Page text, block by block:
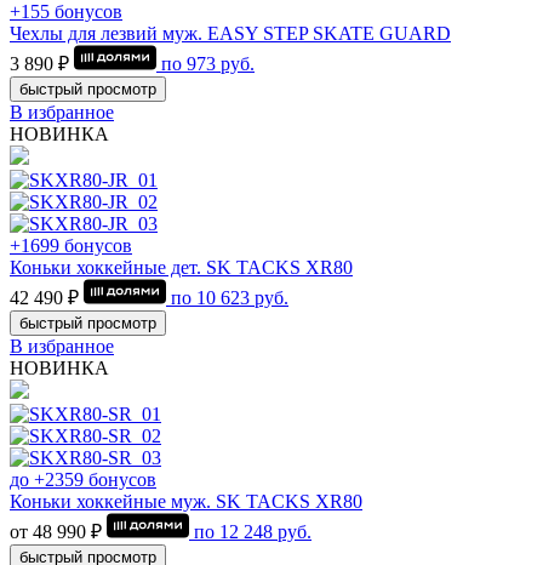
+155 бонусов
Чехлы для лезвий муж. EASY STEP SKATE GUARD
3 890 ₽
по 973 руб.
быстрый просмотр
В избранное
НОВИНКА
+1699 бонусов
Коньки хоккейные дет. SK TACKS XR80
42 490 ₽
по 10 623 руб.
быстрый просмотр
В избранное
НОВИНКА
до +2359 бонусов
Коньки хоккейные муж. SK TACKS XR80
от 48 990 ₽
по 12 248 руб.
быстрый просмотр